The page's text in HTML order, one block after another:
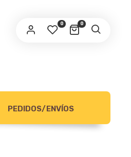
0
0
PEDIDOS/ENVÍOS